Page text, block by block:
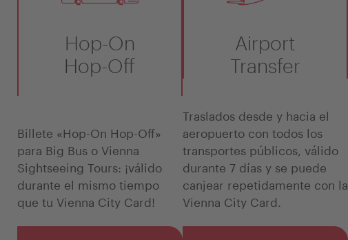
Hop-On
Hop-Off
Billete «Hop-On Hop-Off»
para Big Bus o Vienna
Sightseeing Tours: ¡válido
durante el mismo tiempo
que tu Vienna City Card!
Airport
Transfer
Traslados desde y hacia el
aeropuerto con todos los
transportes públicos, válido
durante 7 días y se puede
canjear repetidamente con la
Vienna City Card.